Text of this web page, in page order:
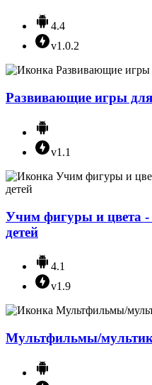
4.4
v1.0.2
Развивающие игры для
v1.1
Учим фигуры и цвета
детей
4.1
v1.9
Мультфильмы/